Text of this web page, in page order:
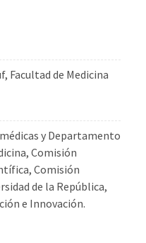
Facultad de Medicina
y Departamento
Comisión
Comisión
de la República,
e Innovación.